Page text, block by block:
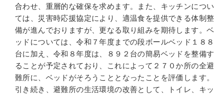
合わせ、重層的な確保を求めます。また、キッチンについ
ては、災害時応援協定により、適温食を提供できる体制整
備が進んでおりますが、更なる取り組みを期待します。ベ
ッドについては、令和７年度までの段ボールベッド１８８
台に加え、令和８年度は、８９２台の簡易ベッドを整備す
ることが予定されており、これによって２７０か所の全避
難所に、ベッドがそろうこととなったことを評価します。
引き続き、避難所の生活環境の改善として、トイレ、キッ